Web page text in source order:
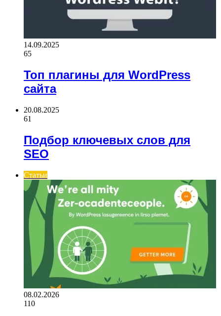
14.09.2025
65
Топ плагины для WordPress
сайта
20.08.2025
61
Подбор ключевых слов для
SEO
Статьи
08.02.2026
110